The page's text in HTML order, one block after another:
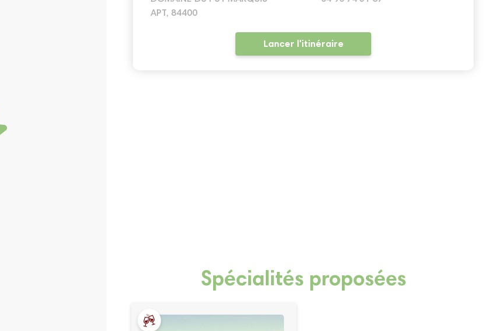
APT, 84400
Lancer l'itinéraire
Spécialités proposées